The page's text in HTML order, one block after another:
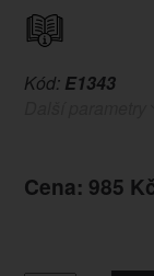
Kód: E1343
Cena: 985